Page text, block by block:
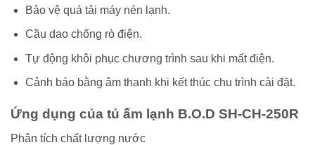
Bảo vệ quá tải máy nén lạnh.
Cầu dao chống rò điện.
Tự động khôi phục chương trình sau khi mất điện.
Cảnh báo bằng âm thanh khi kết thúc chu trình cài đặt.
Ứng dụng của tủ ấm lạnh B.O.D SH-CH-250R
Phân tích chất lượng nước